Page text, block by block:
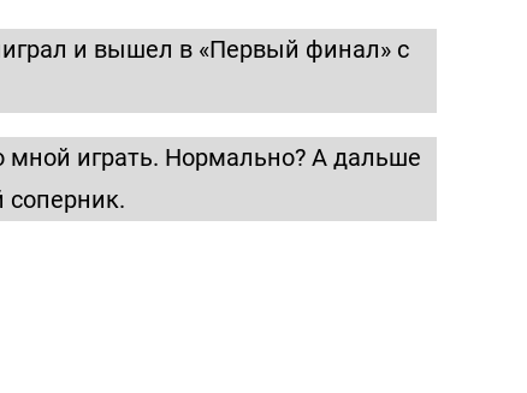
и вышел в «Первый финал» с
мной играть. Нормально? А дальше
соперник.